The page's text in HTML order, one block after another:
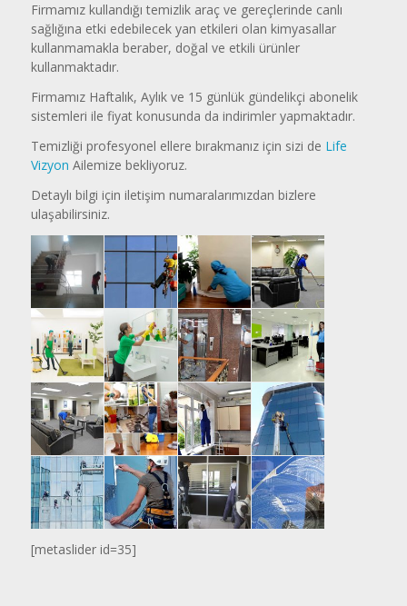
Firmamız kullandığı temizlik araç ve gereçlerinde canlı
sağlığına etki edebilecek yan etkileri olan kimyasallar
kullanmamakla beraber, doğal ve etkili ürünler
kullanmaktadır.
Firmamız Haftalık, Aylık ve 15 günlük gündelikçi abonelik
sistemleri ile fiyat konusunda da indirimler yapmaktadır.
Temizliği profesyonel ellere bırakmanız için sizi de Life
Vizyon Ailemize bekliyoruz.
Detaylı bilgi için iletişim numaralarımızdan bizlere
ulaşabilirsiniz.
[metaslider id=35]